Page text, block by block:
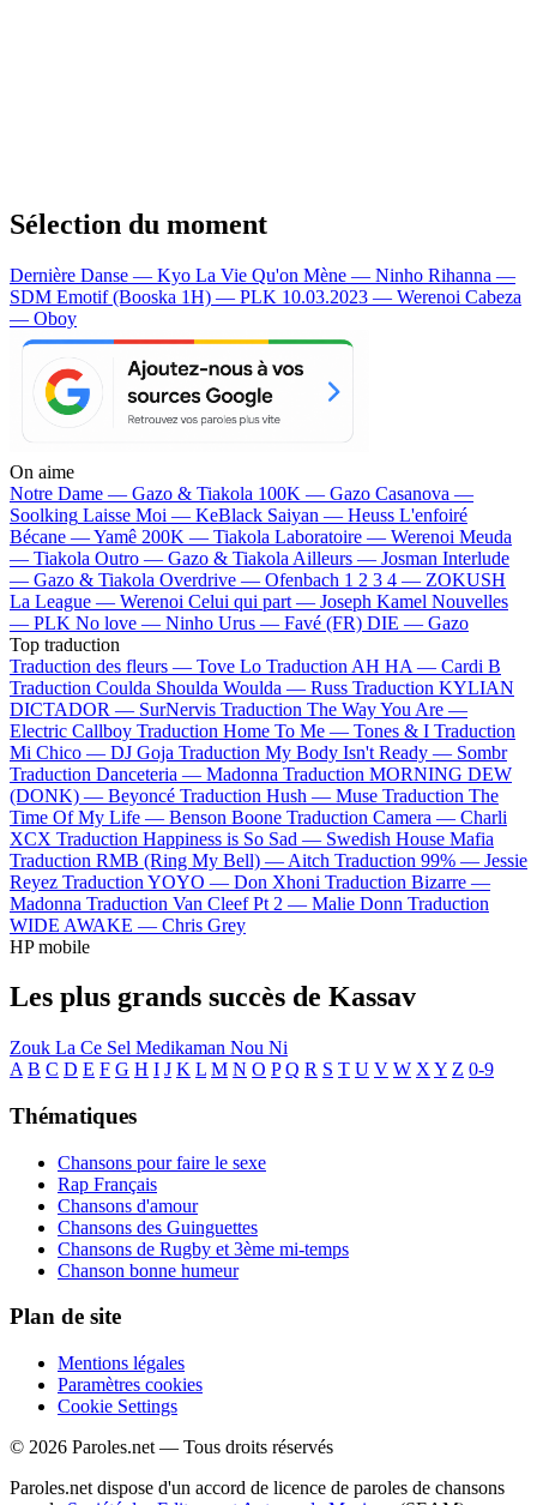
Sélection du moment
Dernière Danse — Kyo La Vie Qu'on Mène — Ninho Rihanna —
SDM Emotif (Booska 1H) — PLK 10.03.2023 — Werenoi Cabeza
— Oboy
On aime
Notre Dame — Gazo & Tiakola 100K — Gazo Casanova —
Soolking Laisse Moi — KeBlack Saiyan — Heuss L'enfoiré
Bécane —Yamê 200K — Tiakola Laboratoire — Werenoi Meuda
— Tiakola Outro — Gazo & Tiakola Ailleurs — Josman Interlude
— Gazo & Tiakola Overdrive — Ofenbach 1 2 3 4 — ZOKUSH
La League — Werenoi Celui qui part — Joseph Kamel Nouvelles
— PLK No love — Ninho Urus — Favé (FR) DIE — Gazo
Top traduction
Traduction des fleurs — Tove Lo Traduction AH HA — Cardi B
Traduction Coulda Shoulda Woulda — Russ Traduction KYLIAN
DICTADOR — SurNervis Traduction The Way You Are —
Electric Callboy Traduction Home To Me — Tones & I Traduction
Mi Chico — DJ Goja Traduction My Body Isn't Ready — Sombr
Traduction Danceteria — Madonna Traduction MORNING DEW
(DONK) — Beyoncé Traduction Hush — Muse Traduction The
Time Of My Life — Benson Boone Traduction Camera — Charli
XCX Traduction Happiness is So Sad — Swedish House Mafia
Traduction RMB (Ring My Bell) — Aitch Traduction 99% — Jessie
Reyez Traduction YOYO — Don Xhoni Traduction Bizarre —
Madonna Traduction Van Cleef Pt 2 — Malie Donn Traduction
WIDE AWAKE — Chris Grey
HP mobile
Les plus grands succès de Kassav
Zouk La Ce Sel Medikaman Nou Ni
A B C D E F G H I J K L M N O P Q R S T U V W X Y Z 0-9
Thématiques
Chansons pour faire le sexe
Rap Français
Chansons d'amour
Chansons des Guinguettes
Chansons de Rugby et 3ème mi-temps
Chanson bonne humeur
Plan de site
Mentions légales
Paramètres cookies
Cookie Settings
© 2026 Paroles.net — Tous droits réservés
Paroles.net dispose d'un accord de licence de paroles de chansons